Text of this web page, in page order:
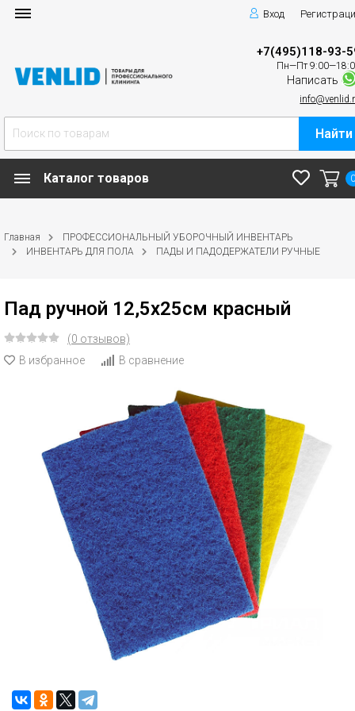
Вход
+7(495)118-93-
Пн—Пт
Написать
Найти
Каталог товаров
Главная
ПРОФЕССИОНАЛЬНЫЙ УБОРОЧНЫЙ ИНВЕНТАРЬ
ИНВЕНТАРЬ ДЛЯ ПОЛА
ПАДЫ И ПАДОДЕРЖАТЕЛИ РУЧНЫЕ
Пад ручной 12,5х25см красный
(0 отзывов)
В избранное
В сравнение